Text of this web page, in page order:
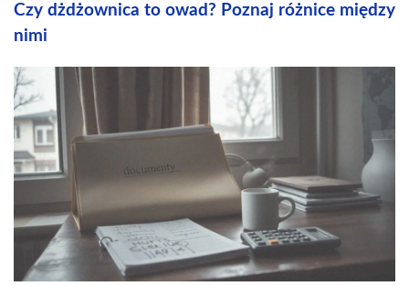
Czy dżdżownica to owad? Poznaj różnice między
nimi